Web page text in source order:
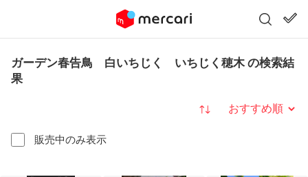
ガーデン春告鳥 白いちじく いちじく穂木 の検索結
果
販売中のみ表示
並び替え